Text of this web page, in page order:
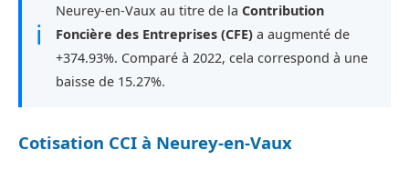
ℹ
Neurey-en-Vaux au titre de la Contribution
Foncière des Entreprises (CFE) a augmenté de
+374.93%. Comparé à 2022, cela correspond à une
baisse de 15.27%.
Cotisation CCI à Neurey-en-Vaux